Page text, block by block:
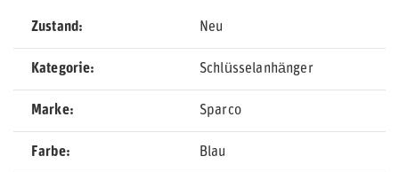
Zustand Neu
Kategorie Schlüsselanhänger
Marke Sparco
Farbe Blau